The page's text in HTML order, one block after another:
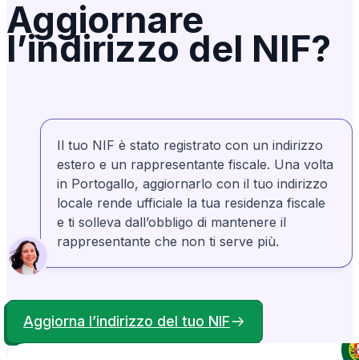
Matt Davis Verificato
prima!!
Andrew Verificato
richiesto unNIF online, che mi serviva prima
di arrivare in Portogallo, e l'ho ottenuto
Aggiornare
l’indirizzo del NIF?
Il tuo NIF è stato registrato con un indirizzo
estero e un rappresentante fiscale. Una volta
in Portogallo, aggiornarlo con il tuo indirizzo
locale rende ufficiale la tua residenza fiscale
e ti solleva dall’obbligo di mantenere il
rappresentante che non ti serve più.
Aggiorna l’indirizzo del tuo NIF